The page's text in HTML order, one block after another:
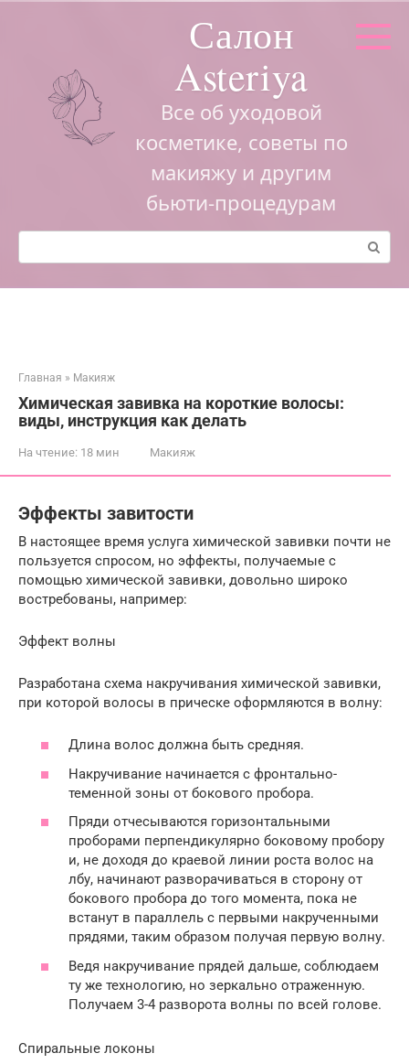
Салон
Asteriya
Все об уходовой
косметике, советы по
макияжу и другим
бьюти-процедурам
Поиск:
Главная » Макияж
Химическая завивка на короткие волосы:
виды, инструкция как делать
На чтение: 18 мин Макияж
Эффекты завитости
В настоящее время услуга химической завивки почти не
пользуется спросом, но эффекты, получаемые с
помощью химической завивки, довольно широко
востребованы, например:
Эффект волны
Разработана схема накручивания химической завивки,
при которой волосы в прическе оформляются в волну:
Длина волос должна быть средняя.
Накручивание начинается с фронтально-
теменной зоны от бокового пробора.
Пряди отчесываются горизонтальными
проборами перпендикулярно боковому пробору
и, не доходя до краевой линии роста волос на
лбу, начинают разворачиваться в сторону от
бокового пробора до того момента, пока не
встанут в параллель с первыми накрученными
прядями, таким образом получая первую волну.
Ведя накручивание прядей дальше, соблюдаем
ту же технологию, но зеркально отраженную.
Получаем 3-4 разворота волны по всей голове.
Спиральные локоны